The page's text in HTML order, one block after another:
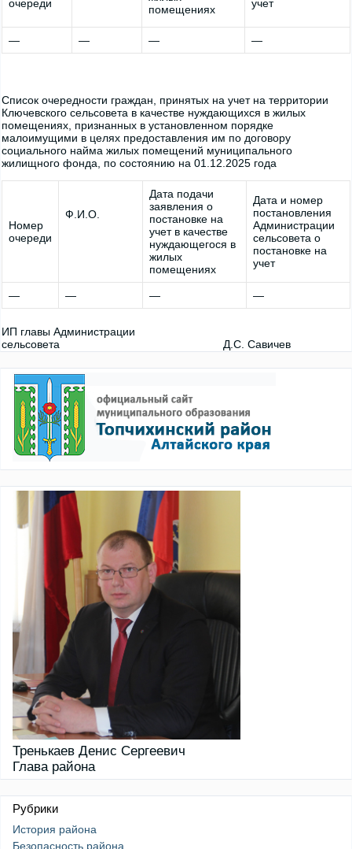
очереди
помещениях
учет
— — — —
Список очередности граждан, принятых на учет на территории
Ключевского сельсовета в качестве нуждающихся в жилых
помещениях, признанных в установленном порядке
малоимущими в целях предоставления им по договору
социального найма жилых помещений муниципального
жилищного фонда, по состоянию на 01.12.2025 года
Номер
очереди
Ф.И.О.
Дата подачи
заявления о
постановке на
учет в качестве
нуждающегося в
жилых
помещениях
Дата и номер
постановления
Администрации
сельсовета о
постановке на
учет
— — — —
ИП главы Администрации
сельсовета Д.С. Савичев
Тренькаев Денис Сергеевич
Глава района
Рубрики
История района
Безопасность района